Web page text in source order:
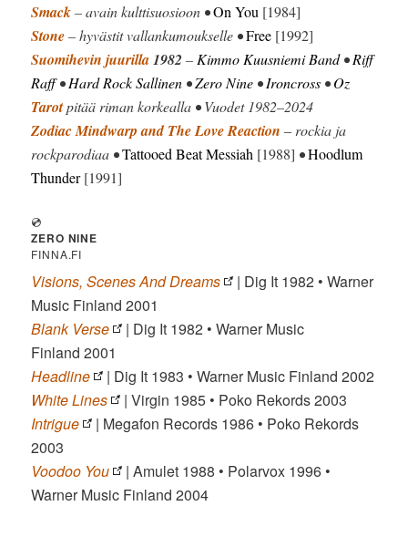
Smack– avain kulttisuosioon •On You [1984]
Stone– hyvästit vallankumoukselle •Free [1992]
Suomihevin juurilla1982 – Kimmo Kuusniemi Band•Riff
Raff•Hard Rock Sallinen •Zero Nine •Ironcross •Oz
Tarotpitää riman korkealla • Vuodet 1982–2024
Zodiac Mindwarp and The Love Reaction – rockia ja
rockparodiaa •Tattooed Beat Messiah [1988] •Hoodlum
Thunder[1991]
💿
ZERO NINE
FINNA.FI
Visions, Scenes And Dreams
| Dig It 1982 • Warner
Music Finland 2001
Blank Verse
| Dig It 1982 • Warner Music
Finland 2001
Headline
| Dig It 1983 • Warner Music Finland 2002
White Lines
| Virgin 1985 • Poko Rekords 2003
Intrigue
| Megafon Records 1986 • Poko Rekords
2003
Voodoo You
| Amulet 1988 • Polarvox 1996 •
Warner Music Finland 2004